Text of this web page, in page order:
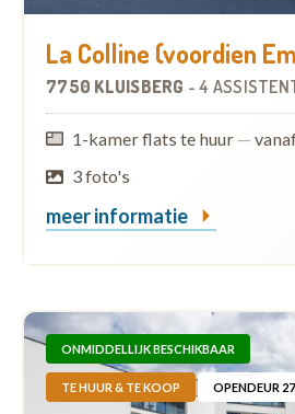
La Colline (voordien
7750 KLUISBERG -4
1-kamer flats te huur —
3 foto's
meer informatie
ONMIDDELLIJK BESCHIKBAAR
TE HUUR & TE KOOP OPENDEUR